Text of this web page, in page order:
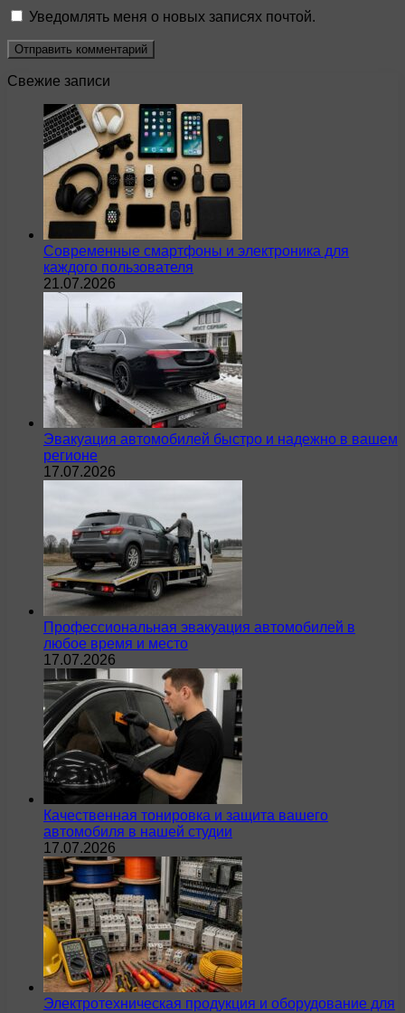
Уведомлять меня о новых записях почтой.
Свежие записи
Современные смартфоны и электроника для
каждого пользователя
21.07.2026
Эвакуация автомобилей быстро и надежно в вашем
регионе
17.07.2026
Профессиональная эвакуация автомобилей в
любое время и место
17.07.2026
Качественная тонировка и защита вашего
автомобиля в нашей студии
17.07.2026
Электротехническая продукция и оборудование для